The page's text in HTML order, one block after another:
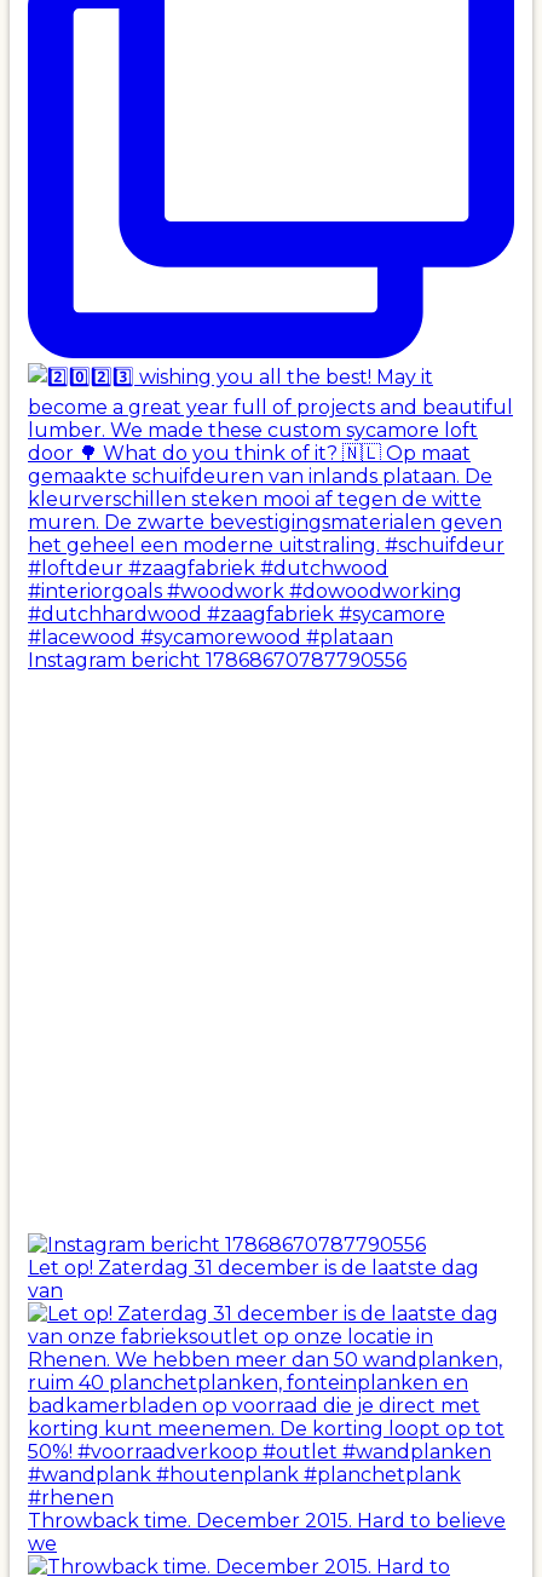
Instagram bericht 17868670787790556
Let op! Zaterdag 31 december is de laatste dag
van
Throwback time. December 2015. Hard to believe
we